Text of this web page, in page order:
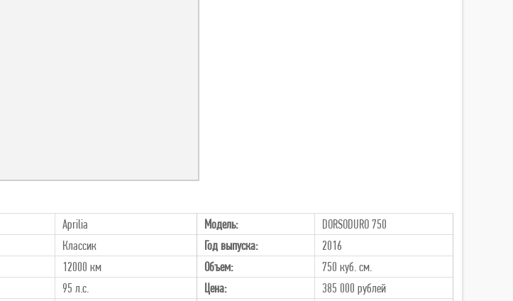
Aprilia Модель:
DORSODURO 750
Классик Год выпуска:
2016
12000 км Объем:
750 куб. см.
95 л.с. Цена: 385 000 рублей